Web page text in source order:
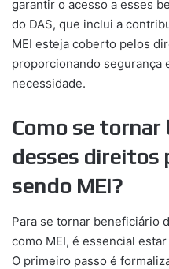
garantir o acesso a esses
do DAS, que inclui a
MEI esteja coberto pelos
proporcionando segurança
necessidade.
Como se
desses direitos
sendo MEI?
Para se tornar beneficiário
como MEI, é essencial
O primeiro passo é